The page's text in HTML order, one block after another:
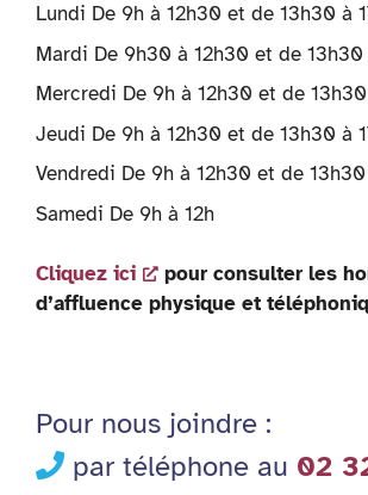
Lundi De 9h à 12h30 et de 13h30 à
Mardi De 9h30 à 12h30 et de 13h30
Mercredi De 9h à 12h30 et de
Jeudi De 9h à 12h30 et de 13h30 à
Vendredi De 9h à 12h30 et de
Samedi De 9h à 12h
Cliquez ici
pour consulter les
d’affluence physique et
Pour nous joindre :
par téléphone au 02